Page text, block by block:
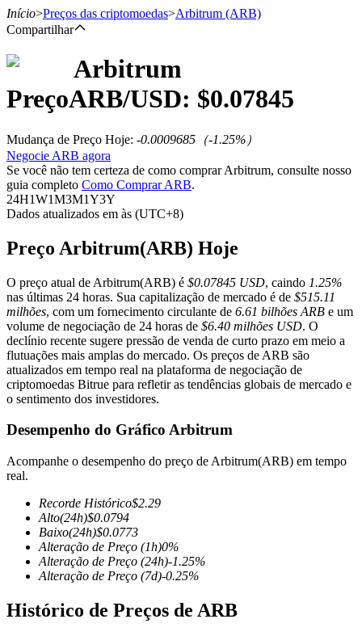
Futuros de USDT
Futuros COIN-M
Futuros de criptomoeda
TradFi
Derivativos de ações, câmbio, metais preciosos e commodities
Início>Preços das criptomoedas>Arbitrum (ARB)
Compartilhar
Arbitrum
PreçoARB/USD: $0.07845
Mudança de Preço Hoje: -0.0009685 （-1.25%）
Negocie ARB agora
Se você não tem certeza de como comprar Arbitrum, consulte nosso
guia completo Como Comprar ARB.
24H1W1M3M1Y3Y
Dados atualizados em às (UTC+8)
Preço Arbitrum(ARB) Hoje
O preço atual de Arbitrum(ARB) é $0.07845 USD, caindo 1.25%
nas últimas 24 horas. Sua capitalização de mercado é de $515.11
milhões, com um fornecimento circulante de 6.61 bilhões ARB e um
volume de negociação de 24 horas de $6.40 milhões USD. O
declínio recente sugere pressão de venda de curto prazo em meio a
flutuações mais amplas do mercado. Os preços de ARB são
atualizados em tempo real na plataforma de negociação de
criptomoedas Bitrue para refletir as tendências globais de mercado e
o sentimento dos investidores.
Desempenho do Gráfico Arbitrum
Acompanhe o desempenho do preço de Arbitrum(ARB) em tempo
real.
Recorde Histórico$2.29
Alto(24h)$0.0794
Baixo(24h)$0.0773
Alteração de Preço (1h)0%
Alteração de Preço (24h)-1.25%
Alteração de Preço (7d)-0.25%
Histórico de Preços de ARB